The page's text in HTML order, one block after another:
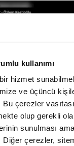
kullanımı
hizmet
ve üçüncü
Bu çerezler
olup gerekli
sunulması
Diğer çerezler,
webinar